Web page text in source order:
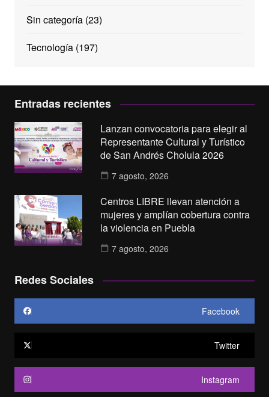
Sin categoría(23)
Tecnología(197)
Entradas recientes
Lanzan convocatoria para elegir al
Representante Cultural y Turístico
de San Andrés Cholula 2026
7 agosto, 2026
Centros LIBRE llevan atención a
mujeres y amplían cobertura contra
la violencia en Puebla
7 agosto, 2026
Redes Sociales
Facebook
Twitter
Instagram